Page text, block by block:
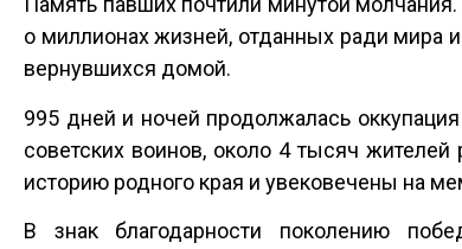
о миллионах жизней, отданных ради мира
вернувшихся домой.
995 дней и ночей продолжалась
советских воинов, около 4 тысяч
историю родного края и увековечены на
В знак благодарности поколению